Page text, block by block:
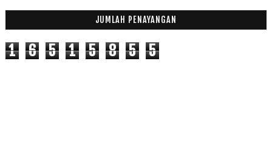
JUMLAH PENAYANGAN
1 6 5 1 5 8 5 5